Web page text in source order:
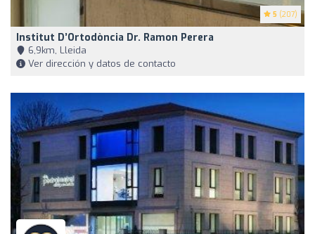
5 (207)
Institut D’Ortodòncia Dr. Ramon Perera
6,9km, Lleida
Ver dirección y datos de contacto